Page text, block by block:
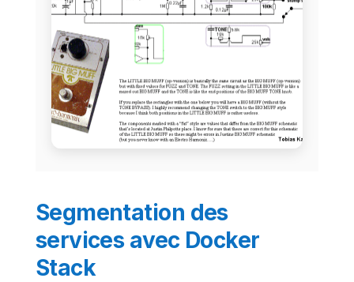
Segmentation des
services avec Docker
Stack